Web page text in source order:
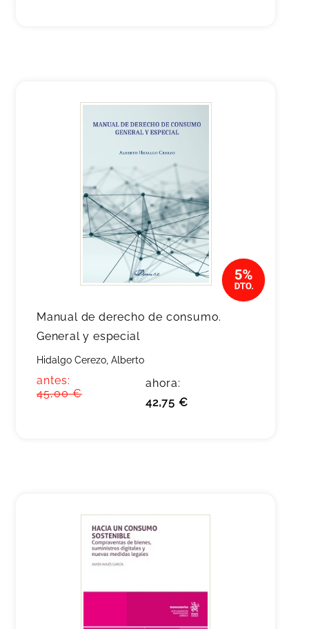
Manual de derecho de consumo.
General y especial
Hidalgo Cerezo, Alberto
antes:
45,00 €
ahora:
42,75 €